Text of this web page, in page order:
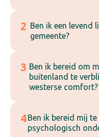
2 Ben ik een levend
gemeente?
3 Ben ik bereid om
buitenland te
westerse comfort?
4Ben ik bereid mij
psychologisch